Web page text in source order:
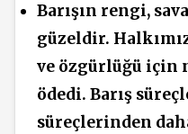
Barışın rengi,
güzeldir.
ve özgürlüğü için
ödedi. Barış
süreçlerinden